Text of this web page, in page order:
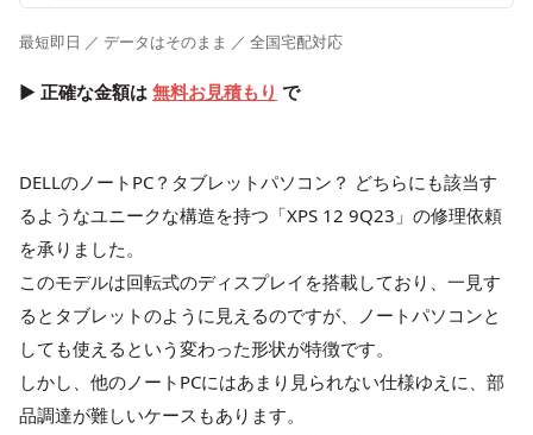
最短即日 ／ データはそのまま ／ 全国宅配対応
▶ 正確な金額は 無料お見積もり で
DELLのノートPC？タブレットパソコン？ どちらにも該当す
るようなユニークな構造を持つ「XPS 12 9Q23」の修理依頼
を承りました。
このモデルは回転式のディスプレイを搭載しており、一見す
るとタブレットのように見えるのですが、ノートパソコンと
しても使えるという変わった形状が特徴です。
しかし、他のノートPCにはあまり見られない仕様ゆえに、部
品調達が難しいケースもあります。